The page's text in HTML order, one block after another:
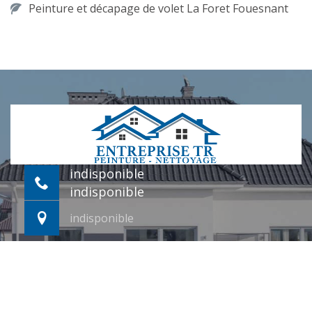
Peinture et décapage de volet La Foret Fouesnant
indisponible
indisponible
indisponible